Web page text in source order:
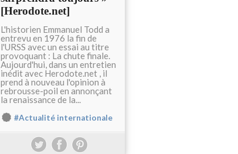
[Herodote.net]
L'historien Emmanuel Todd a
entrevu en 1976 la fin de
l'URSS avec un essai au titre
provoquant : La chute finale.
Aujourd'hui, dans un entretien
inédit avec Herodote.net , il
prend à nouveau l'opinion à
rebrousse-poil en annonçant
la renaissance de la...
#Actualité internationale